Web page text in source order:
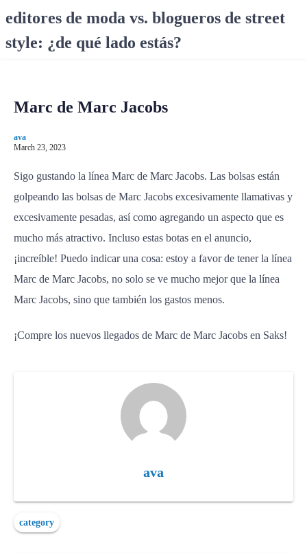
editores de moda vs. blogueros de street
style: ¿de qué lado estás?
Marc de Marc Jacobs
ava
March 23, 2023
Sigo gustando la línea Marc de Marc Jacobs. Las bolsas están
golpeando las bolsas de Marc Jacobs excesivamente llamativas y
excesivamente pesadas, así como agregando un aspecto que es
mucho más atractivo. Incluso estas botas en el anuncio,
¡increíble! Puedo indicar una cosa: estoy a favor de tener la línea
Marc de Marc Jacobs, no solo se ve mucho mejor que la línea
Marc Jacobs, sino que también los gastos menos.
¡Compre los nuevos llegados de Marc de Marc Jacobs en Saks!
ava
category